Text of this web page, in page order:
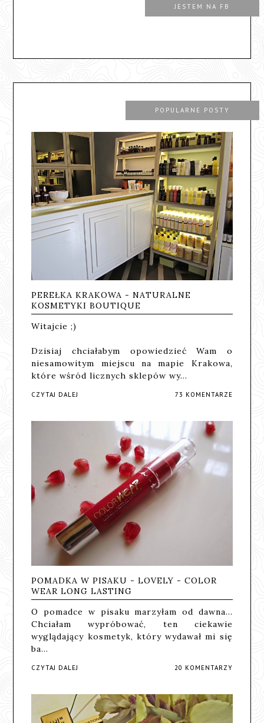
JESTEM NA FB
POPULARNE POSTY
PEREŁKA KRAKOWA - NATURALNE
KOSMETYKI BOUTIQUE
Witajcie ;)
Dzisiaj chciałabym opowiedzieć Wam o
niesamowitym miejscu na mapie Krakowa,
które wśród licznych sklepów wy…
CZYTAJ DALEJ 73 KOMENTARZE
POMADKA W PISAKU - LOVELY - COLOR
WEAR LONG LASTING
O pomadce w pisaku marzyłam od dawna...
Chciałam wypróbować, ten ciekawie
wyglądający kosmetyk, który wydawał mi się
ba…
CZYTAJ DALEJ 20 KOMENTARZY